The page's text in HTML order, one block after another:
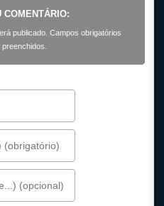
COMENTÁRIO:
publicado. Campos obrigatórios